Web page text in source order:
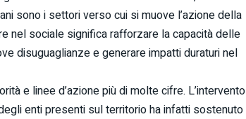
sono i settori verso cui si muove l’azione della
nel sociale significa rafforzare la capacità delle
disuguaglianze e generare impatti duraturi nel
e linee d’azione più di molte cifre. L’intervento
enti presenti sul territorio ha infatti sostenuto